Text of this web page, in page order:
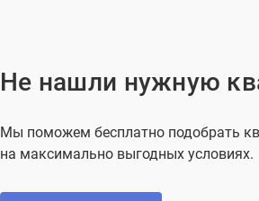
Не нашли нужную
Мы поможем бесплатно подобрать
на максимально выгодных условиях.